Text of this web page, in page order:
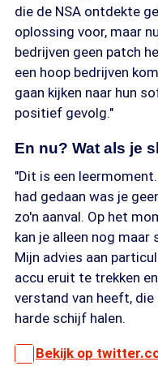
die de NSA ontdekte
oplossing voor, maar
bedrijven geen patch
een hoop bedrijven
gaan kijken naar hun
positief gevolg."
En nu? Wat als je
"Dit is een
had gedaan was je
zo'n aanval. Op het
kan je alleen nog maar
Mijn advies aan
accu eruit te trekken
verstand van heeft,
harde schijf halen.
Bekijk op